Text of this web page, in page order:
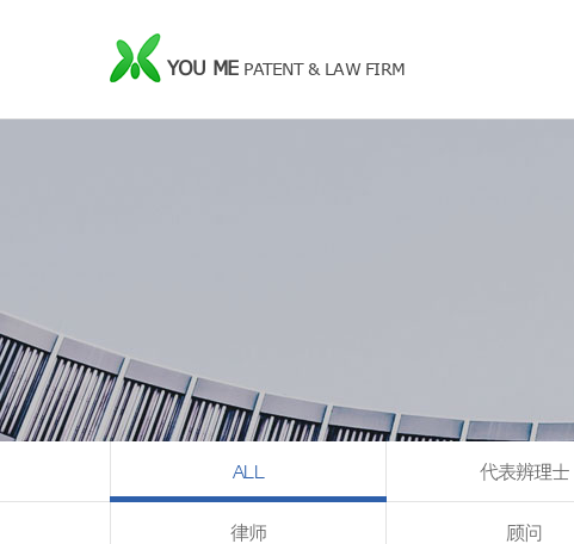
YOU ME PATENT & LAW FIRM
ALL 代表辨理士
律师 顾问